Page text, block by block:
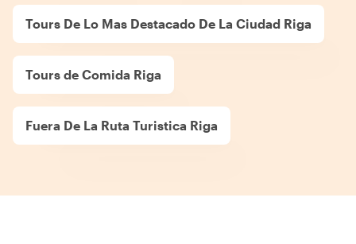
Tours De Lo Mas Destacado De La Ciudad Riga
Tours de Comida Riga
Fuera De La Ruta Turistica Riga